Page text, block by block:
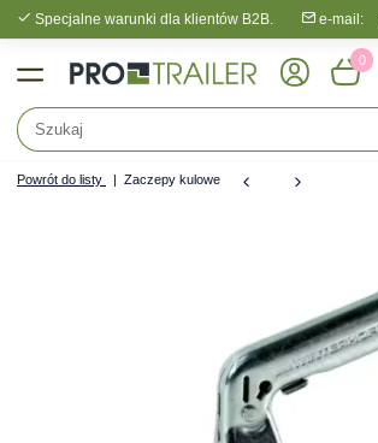
Specjalne warunki dla klientów B2B. e-mail:
0
Powrót do listy Zaczepy kulowe